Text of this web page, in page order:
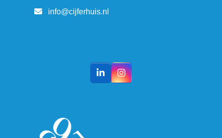
info@cijferhuis.nl
LinkedInInstagram